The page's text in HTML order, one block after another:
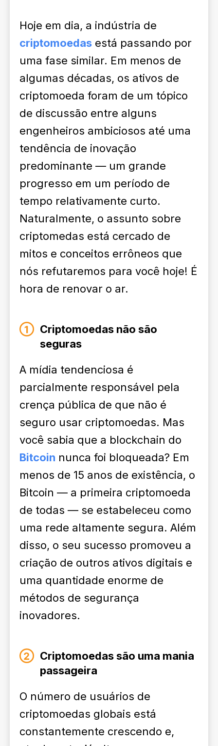
Hoje em dia, a indústria de
criptomoedas está passando por
uma fase similar. Em menos de
algumas décadas, os ativos de
criptomoeda foram de um tópico
de discussão entre alguns
engenheiros ambiciosos até uma
tendência de inovação
predominante — um grande
progresso em um período de
tempo relativamente curto.
Naturalmente, o assunto sobre
criptomedas está cercado de
mitos e conceitos errôneos que
nós refutaremos para você hoje! É
hora de renovar o ar.
Criptomoedas não são
seguras
A mídia tendenciosa é
parcialmente responsável pela
crença pública de que não é
seguro usar criptomoedas. Mas
você sabia que a blockchain do
Bitcoin nunca foi bloqueada? Em
menos de 15 anos de existência, o
Bitcoin — a primeira criptomoeda
de todas — se estabeleceu como
uma rede altamente segura. Além
disso, o seu sucesso promoveu a
criação de outros ativos digitais e
uma quantidade enorme de
métodos de segurança
inovadores.
Criptomoedas são uma mania
passageira
O número de usuários de
criptomoedas globais está
constantemente crescendo e,